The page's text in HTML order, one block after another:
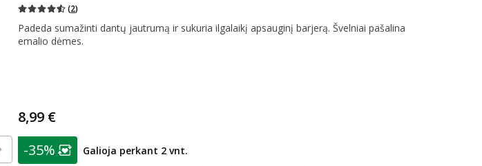
(2)
Padeda sumažinti dantų jautrumą ir sukuria ilgalaikį apsauginį barjerą. Švelniai pašalina
emalio dėmes.
8,99 €
patarimas
Lojalumo klubo narių nuolaida
-35% Galioja perkant 2 vnt.